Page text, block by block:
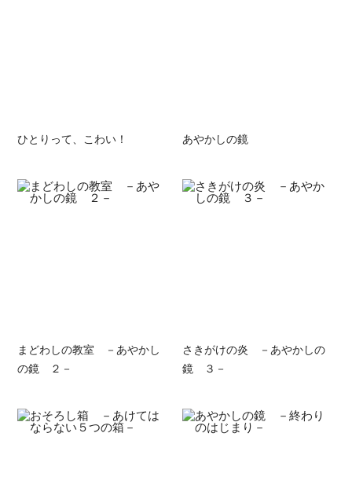
ひとりって、こわい！ あやかしの鏡
まどわしの教室 －あやかし
の鏡 ２－
さきがけの炎 －あやかしの
鏡 ３－